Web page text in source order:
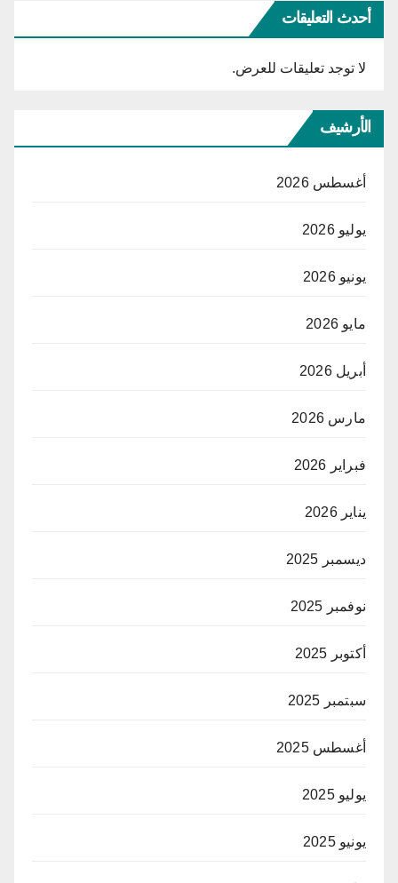
أحدث التعليقات
لا توجد تعليقات للعرض.
الأرشيف
أغسطس 2026
يوليو 2026
يونيو 2026
مايو 2026
أبريل 2026
مارس 2026
فبراير 2026
يناير 2026
ديسمبر 2025
نوفمبر 2025
أكتوبر 2025
سبتمبر 2025
أغسطس 2025
يوليو 2025
يونيو 2025